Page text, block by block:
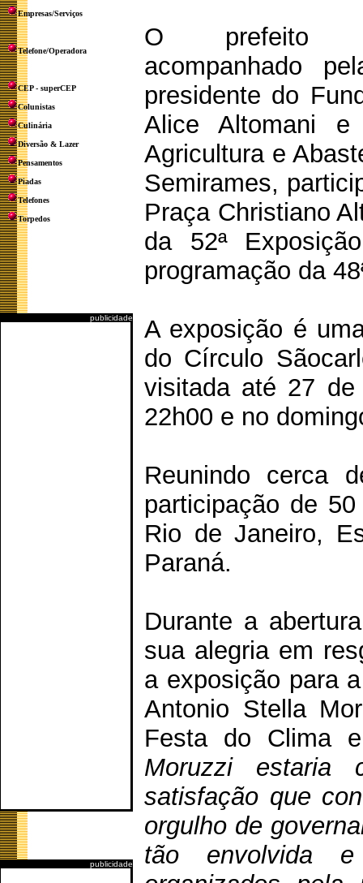
Empresas/Serviços
Telefone/Operadora
CEP - superCEP
Colunistas
Culinária
Diversão & Lazer
Pensamentos
Piadas
Telefones
Torpedos
publicidade
publicidade
O prefeito
acompanhado
presidente do
Alice Altomani
Agricultura e
Semirames,
Praça Christiano
da 52ª
programação da
A exposição é
do Círculo
visitada até 27
22h00 e no
Reunindo cerca
participação de
Rio de Janeiro,
Paraná.
Durante a
sua alegria em
a exposição para
Antonio Stella
Festa do Clima
Moruzzi estaria
satisfação que
orgulho de
tão envolvida